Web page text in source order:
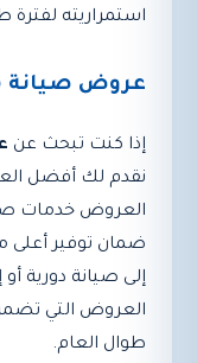
استمراريته لفترة
عروض صيانة
إذا كنت تبحث عن
نقدم لك أفضل
العروض خدمات
ضمان توفير أعلى
إلى صيانة دورية
العروض التي
طوال العام.